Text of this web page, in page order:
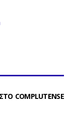
COMPLUTENSE